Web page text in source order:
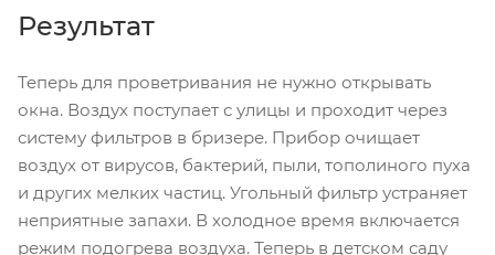
Результат
Теперь для проветривания не нужно открывать
окна. Воздух поступает с улицы и проходит через
систему фильтров в бризере. Прибор очищает
воздух от вирусов, бактерий, пыли, тополиного пуха
и других мелких частиц. Угольный фильтр устраняет
неприятные запахи. В холодное время включается
режим подогрева воздуха. Теперь в детском саду